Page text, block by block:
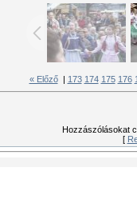
« Előző| 173 174 175 176
Hozzászólásokat
[